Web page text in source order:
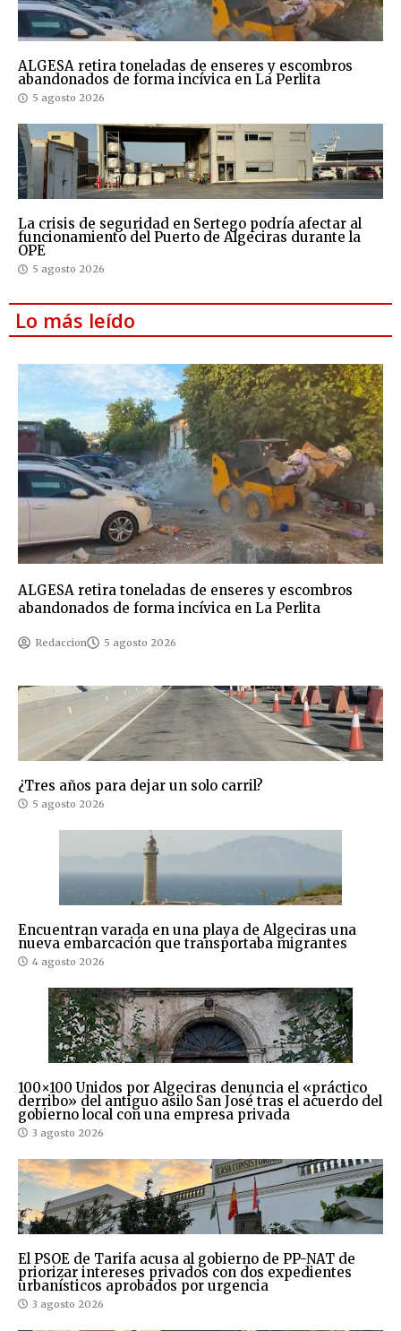
ALGESA retira toneladas de enseres y escombros
abandonados de forma incívica en La Perlita
5 agosto 2026
La crisis de seguridad en Sertego podría afectar al
funcionamiento del Puerto de Algeciras durante la
OPE
5 agosto 2026
Lo más leído
ALGESA retira toneladas de enseres y escombros
abandonados de forma incívica en La Perlita
Redaccion 5 agosto 2026
¿Tres años para dejar un solo carril?
5 agosto 2026
Encuentran varada en una playa de Algeciras una
nueva embarcación que transportaba migrantes
4 agosto 2026
100×100 Unidos por Algeciras denuncia el «práctico
derribo» del antiguo asilo San José tras el acuerdo del
gobierno local con una empresa privada
3 agosto 2026
El PSOE de Tarifa acusa al gobierno de PP-NAT de
priorizar intereses privados con dos expedientes
urbanísticos aprobados por urgencia
3 agosto 2026